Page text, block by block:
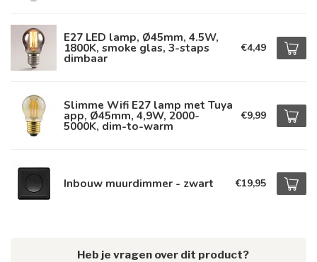
E27 LED lamp, Ø45mm, 4.5W,
1800K, smoke glas, 3-staps
dimbaar
€4,49
Slimme Wifi E27 lamp met Tuya
app, Ø45mm, 4,9W, 2000-
5000K, dim-to-warm
€9,99
Inbouw muurdimmer - zwart €19,95
Heb je vragen over dit product?